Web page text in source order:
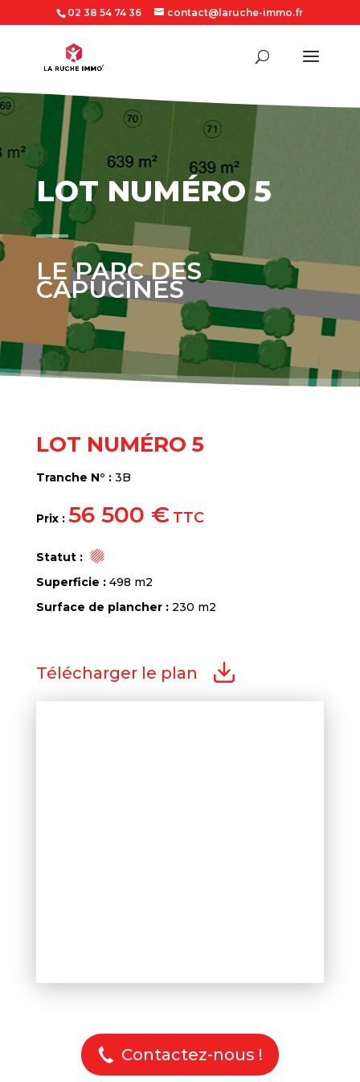
02 38 54 74 36 contact@laruche-immo.fr
LOT NUMÉRO 5
LE PARC DES
CAPUCINES
LOT NUMÉRO 5
Tranche N° : 3B
Prix : 56 500 € TTC
Statut :
Superficie : 498 m2
Surface de plancher : 230 m2
Télécharger le plan
Contactez-nous !